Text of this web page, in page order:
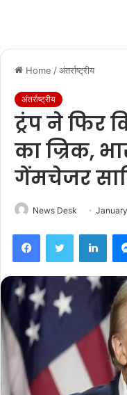
Home /अंतर्राष्ट्रीय
अंतर्राष्ट्रीय
ट्रंप ने फिर
का ज्रिक,
गेंमचेजर
News Desk